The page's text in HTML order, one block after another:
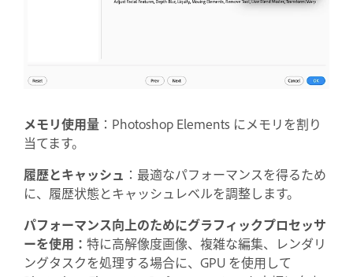
メモリ使用量 ：Photoshop Elements にメモリを割り
当てます。
履歴とキャッシュ ：最適なパフォーマンスを得るため
に、履歴状態とキャッシュレベルを調整します。
パフォーマンス向上のためにグラフィックプロセッサ
ーを使用： 特に高解像度画像、複雑な編集、レンダリ
ングタスクを処理する場合に、GPU を使用して